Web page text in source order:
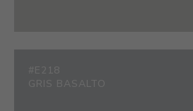
#E218
GRIS BASALTO